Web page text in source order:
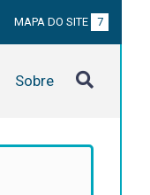
MAPA DO SITE 7
Sobre